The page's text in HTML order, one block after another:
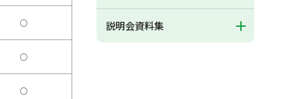
○
○
○
説明会資料集